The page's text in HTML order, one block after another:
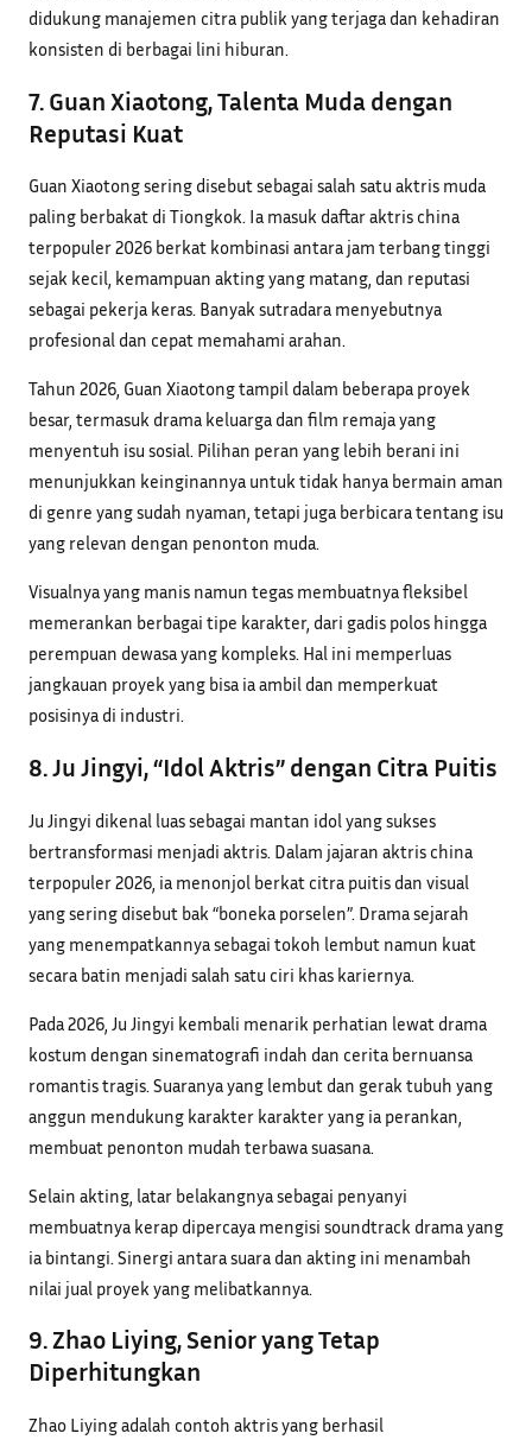
didukung manajemen citra publik yang terjaga dan kehadiran
konsisten di berbagai lini hiburan.
7. Guan Xiaotong, Talenta Muda dengan
Reputasi Kuat
Guan Xiaotong sering disebut sebagai salah satu aktris muda
paling berbakat di Tiongkok. Ia masuk daftar aktris china
terpopuler 2026 berkat kombinasi antara jam terbang tinggi
sejak kecil, kemampuan akting yang matang, dan reputasi
sebagai pekerja keras. Banyak sutradara menyebutnya
profesional dan cepat memahami arahan.
Tahun 2026, Guan Xiaotong tampil dalam beberapa proyek
besar, termasuk drama keluarga dan film remaja yang
menyentuh isu sosial. Pilihan peran yang lebih berani ini
menunjukkan keinginannya untuk tidak hanya bermain aman
di genre yang sudah nyaman, tetapi juga berbicara tentang isu
yang relevan dengan penonton muda.
Visualnya yang manis namun tegas membuatnya fleksibel
memerankan berbagai tipe karakter, dari gadis polos hingga
perempuan dewasa yang kompleks. Hal ini memperluas
jangkauan proyek yang bisa ia ambil dan memperkuat
posisinya di industri.
8. Ju Jingyi, “Idol Aktris” dengan Citra Puitis
Ju Jingyi dikenal luas sebagai mantan idol yang sukses
bertransformasi menjadi aktris. Dalam jajaran aktris china
terpopuler 2026, ia menonjol berkat citra puitis dan visual
yang sering disebut bak “boneka porselen”. Drama sejarah
yang menempatkannya sebagai tokoh lembut namun kuat
secara batin menjadi salah satu ciri khas kariernya.
Pada 2026, Ju Jingyi kembali menarik perhatian lewat drama
kostum dengan sinematografi indah dan cerita bernuansa
romantis tragis. Suaranya yang lembut dan gerak tubuh yang
anggun mendukung karakter karakter yang ia perankan,
membuat penonton mudah terbawa suasana.
Selain akting, latar belakangnya sebagai penyanyi
membuatnya kerap dipercaya mengisi soundtrack drama yang
ia bintangi. Sinergi antara suara dan akting ini menambah
nilai jual proyek yang melibatkannya.
9. Zhao Liying, Senior yang Tetap
Diperhitungkan
Zhao Liying adalah contoh aktris yang berhasil